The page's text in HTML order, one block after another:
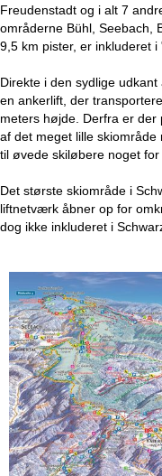
Freudenstadt og i alt 7
områderne Bühl, Seebach,
9,5 km pister, er inkluderet i
Direkte i den sydlige
en ankerlift, der
meters højde. Derfra er
af det meget lille
til øvede skiløbere noget for
Det største skiområde i
liftnetværk åbner op for
dog ikke inkluderet i